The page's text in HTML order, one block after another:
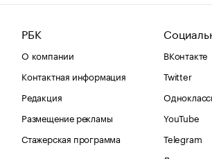
РБК
О компании
Контактная информация
Редакция
Размещение рекламы
Стажерская программа
ВКонтакте
Twitter
YouTube
Telegram